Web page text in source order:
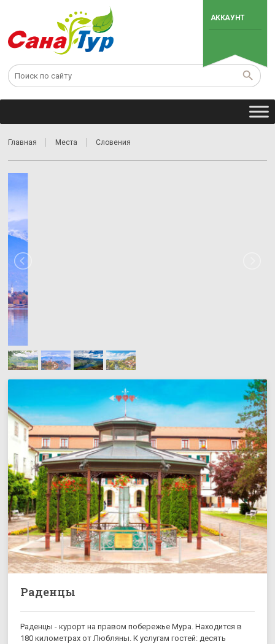
АККАУНТ
Главная Места Словения
Раденцы
Раденцы - курорт на правом побережье Мура. Находится в
180 километрах от Любляны. К услугам гостей: десять